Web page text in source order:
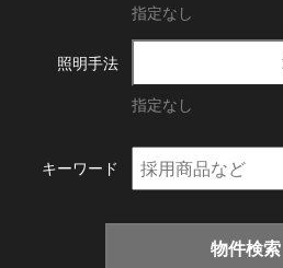
指定なし
照明手法
指定なし
キーワード
物件検索